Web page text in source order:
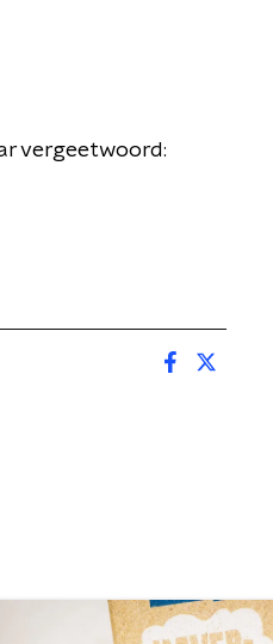
vergeetwoord: